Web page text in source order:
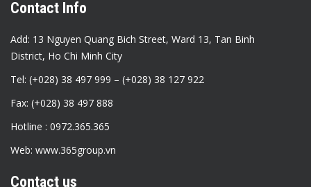
Contact Info
Add: 13 Nguyen Quang Bich Street, Ward 13, Tan Binh
District, Ho Chi Minh City
Tel: (+028) 38 497 999 – (+028) 38 127 922
Fax: (+028) 38 497 888
Hotline : 0972.365.365
Web: www.365group.vn
Contact us